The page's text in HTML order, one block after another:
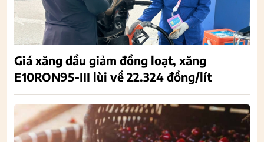
Giá xăng dầu giảm đồng loạt, xăng
E10RON95-III lùi về 22.324 đồng/lít